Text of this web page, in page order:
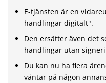
E-tjänsten är en
handlingar digitalt".
Den ersätter även det
handlingar utan
Du kan nu ha flera
väntar på någon